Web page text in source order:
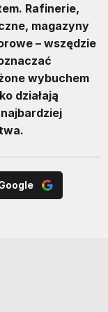
Rafinerie,
magazyny
– wszędzie
wybuchem
działają